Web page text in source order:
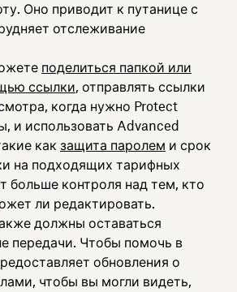
Оно приводит к путанице с
отслеживание
поделиться папкой или
ссылки, отправлять ссылки
когда нужно Protect
и использовать Advanced
как защита паролем и срок
на подходящих тарифных
больше контроля над тем, кто
ли редактировать.
должны оставаться
передачи. Чтобы помочь в
обновления о
чтобы вы могли видеть,